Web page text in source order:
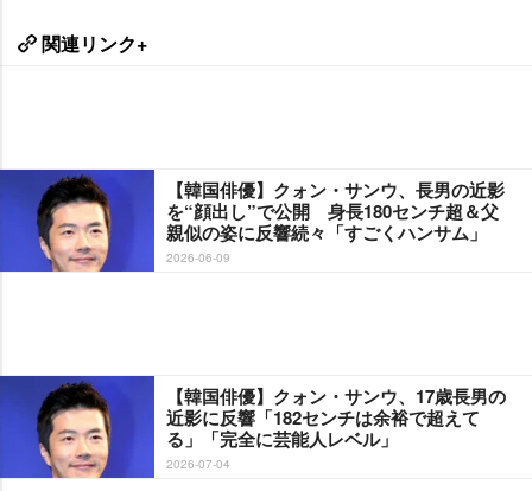
関連リンク+
【韓国俳優】クォン・サンウ、長男の近影
を“顔出し”で公開 身長180センチ超＆父
親似の姿に反響続々「すごくハンサム」
2026-06-09
【韓国俳優】クォン・サンウ、17歳長男の
近影に反響「182センチは余裕で超えて
る」「完全に芸能人レベル」
2026-07-04